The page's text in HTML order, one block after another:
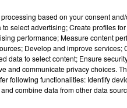
based on your consent
select advertising; Create profiles
performance; Measure content
Develop and improve
data to select content; Ensure
and communicate privacy choices.
following functionalities: Identify
combine data from other data